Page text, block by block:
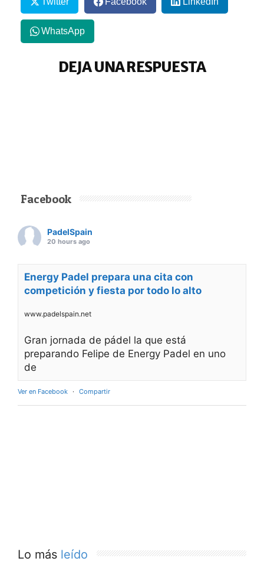
WhatsApp
DEJA UNA RESPUESTA
Facebook
PadelSpain
20 hours ago
Energy Padel prepara una cita con
competición y fiesta por todo lo alto
www.padelspain.net
Gran jornada de pádel la que está
preparando Felipe de Energy Padel en uno
de
Ver en Facebook · Compartir
Lo más leído